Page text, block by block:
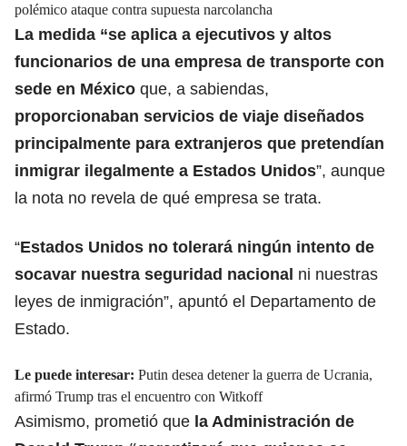
polémico ataque contra supuesta narcolancha
La medida “se aplica a ejecutivos y altos
funcionarios de una empresa de transporte con
sede en México que, a sabiendas,
proporcionaban servicios de viaje diseñados
principalmente para extranjeros que pretendían
inmigrar ilegalmente a Estados Unidos”, aunque
la nota no revela de qué empresa se trata.
“Estados Unidos no tolerará ningún intento de
socavar nuestra seguridad nacional ni nuestras
leyes de inmigración”, apuntó el Departamento de
Estado.
Le puede interesar: Putin desea detener la guerra de Ucrania,
afirmó Trump tras el encuentro con Witkoff
Asimismo, prometió que la Administración de